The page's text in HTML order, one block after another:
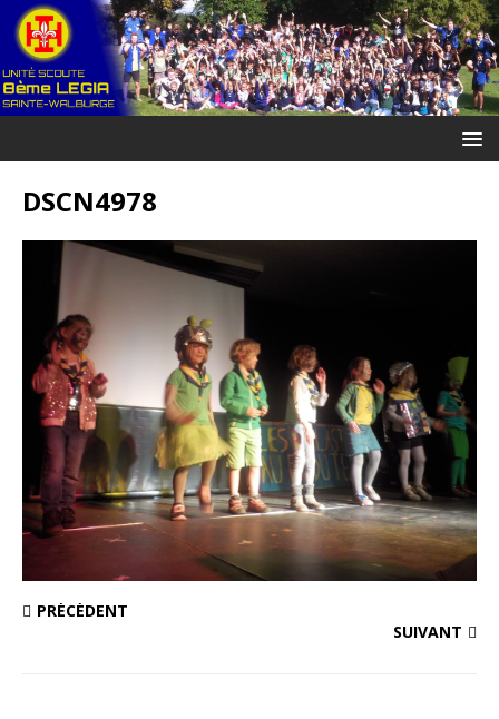
DSCN4978
PRÉCÉDENT
SUIVANT